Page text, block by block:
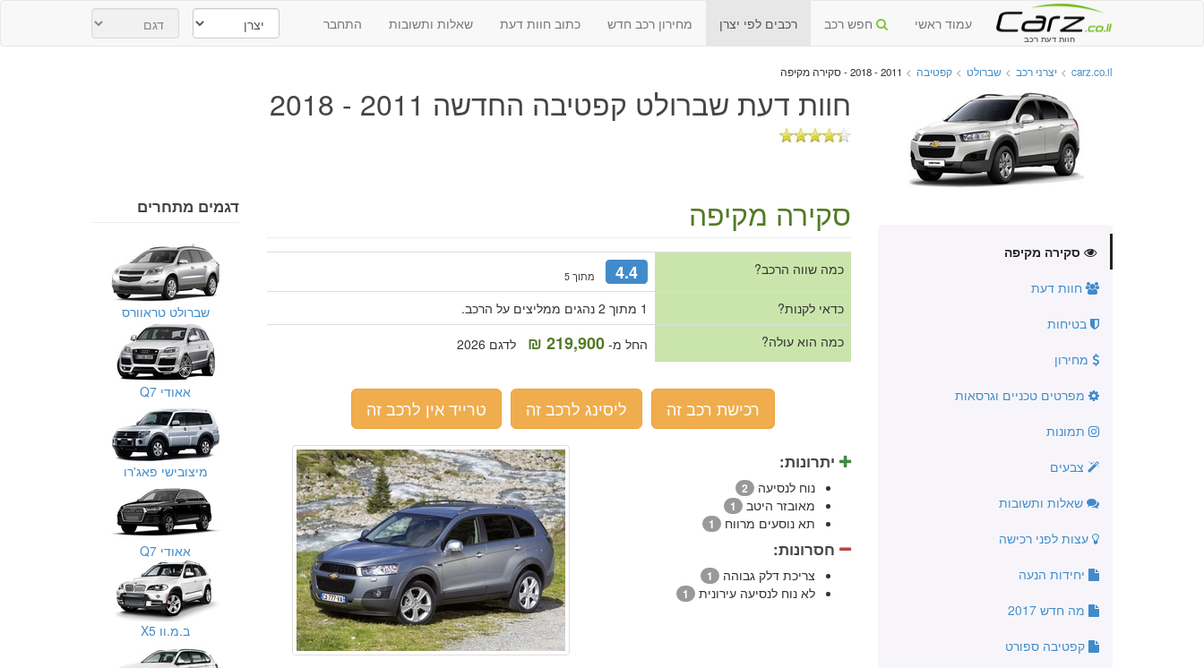
חוות דעת רכב
עמוד ראשי חפש רכב רכבים לפי יצרן מחירון רכב חדש כתוב חוות דעת שאלות ותשובות התחבר
carz.co.il
> יצרני רכב > שברולט > קפטיבה > 2011 - 2018 - סקירה מקיפה
חוות דעת שברולט קפטיבה החדשה 2011 - 2018
סקירה מקיפה
חוות דעת
בטיחות
מחירון
מפרטים טכניים וגרסאות
תמונות
צבעים
שאלות ותשובות
עצות לפני רכישה
יחידות הנעה
מה חדש 2017
קפטיבה ספורט
סקירה מקיפה
כמה שווה הרכב? 4.4 מתוך 5
כדאי לקנות?
1 מתוך 2 נהגים ממליצים על הרכב.
כמה הוא עולה?
החל מ-219,900 ₪ לדגם 2026
רכישת רכב זה ליסינג לרכב זה טרייד אין לרכב זה
יתרונות:
נוח לנסיעה 2
מאובזר היטב 1
תא נוסעים מרווח 1
חסרונות:
צריכת דלק גבוהה 1
לא נוח לנסיעה עירונית 1
דגמים מתחרים
שברולט טראוורס
אאודי Q7
מיצובישי פאג'רו
אאודי Q7
ב.מ.וו X5